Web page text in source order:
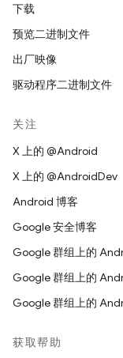
下载
预览二进制文件
出厂映像
驱动程序二进制文件
关注
X 上的 @Android
X 上的 @AndroidDev
Android 博客
Google 安全博客
Google 群组上的
Google 群组上的
Google 群组上的
获取帮助